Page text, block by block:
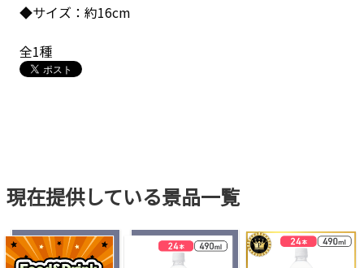
◆サイズ：約16cm
全1種
現在提供している景品一覧